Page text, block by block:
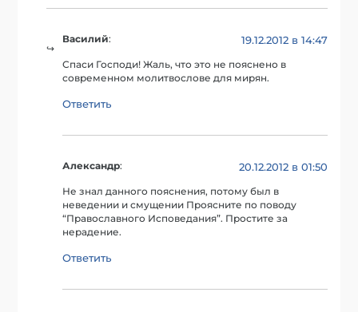
Василий: 19.12.2012 в 14:47
Спаси Господи! Жаль, что это не пояснено в
современном молитвослове для мирян.
Ответить
Александр: 20.12.2012 в 01:50
Не знал данного пояснения, потому был в
неведении и смущении Проясните по поводу
“Православного Исповедания”. Простите за
нерадение.
Ответить